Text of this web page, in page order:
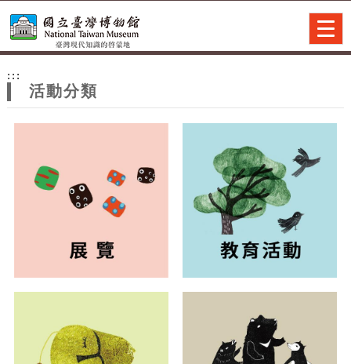
網
站
主
:::
活動分類